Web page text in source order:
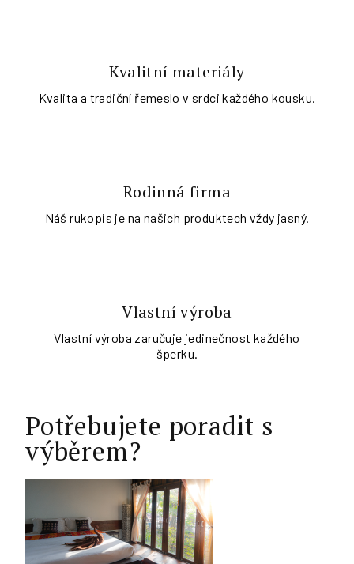
Kvalitní materiály
Kvalita a tradiční řemeslo v srdci každého kousku.
Rodinná firma
Náš rukopis je na našich produktech vždy jasný.
Vlastní výroba
Vlastní výroba zaručuje jedinečnost každého
šperku.
Potřebujete poradit s
výběrem?